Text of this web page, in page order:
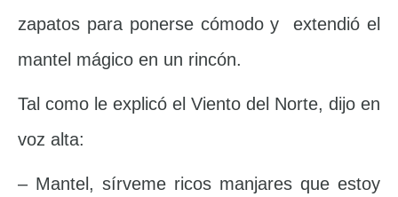
zapatos para ponerse cómodo y extendió el
mantel mágico en un rincón.
Tal como le explicó el Viento del Norte, dijo en
voz alta:
– Mantel, sírveme ricos manjares que estoy